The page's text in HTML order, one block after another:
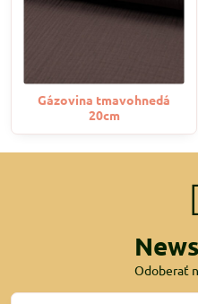
Gázovina tmavohnedá
20cm
Odoberať